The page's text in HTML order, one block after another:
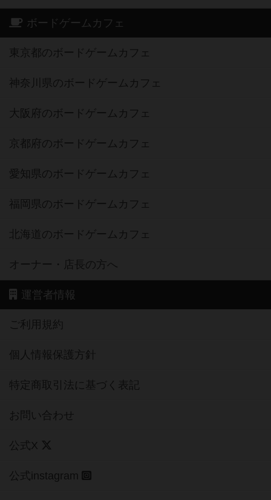
ボードゲームカフェ
東京都のボードゲームカフェ
神奈川県のボードゲームカフェ
大阪府のボードゲームカフェ
京都府のボードゲームカフェ
愛知県のボードゲームカフェ
福岡県のボードゲームカフェ
北海道のボードゲームカフェ
オーナー・店長の方へ
運営者情報
ご利用規約
個人情報保護方針
特定商取引法に基づく表記
お問い合わせ
公式X
公式instagram